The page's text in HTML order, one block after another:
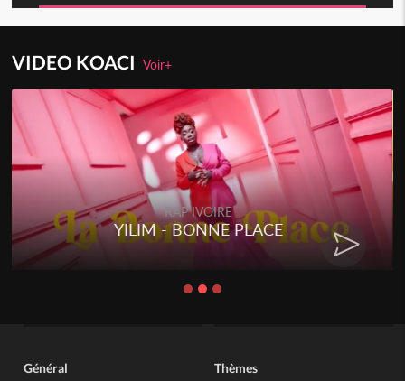
VIDEO KOACIVoir+
RAP IVOIRE
YILIM - BONNE PLACE
Général Thèmes